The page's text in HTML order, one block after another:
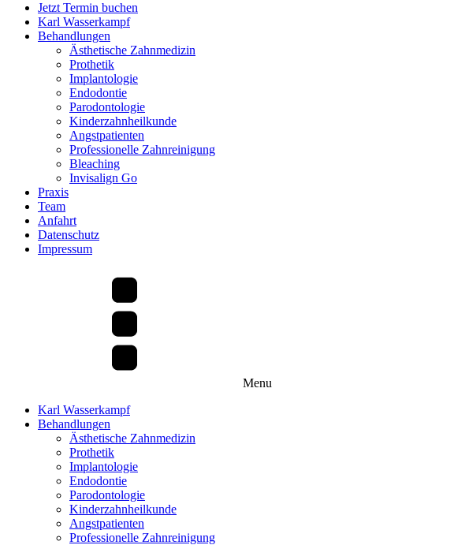
Jetzt Termin buchen
Karl Wasserkampf
Behandlungen
Ästhetische Zahnmedizin
Prothetik
Implantologie
Endodontie
Parodontologie
Kinderzahnheilkunde
Angstpatienten
Professionelle Zahnreinigung
Bleaching
Invisalign Go
Praxis
Team
Anfahrt
Datenschutz
Impressum
Menu
Karl Wasserkampf
Behandlungen
Ästhetische Zahnmedizin
Prothetik
Implantologie
Endodontie
Parodontologie
Kinderzahnheilkunde
Angstpatienten
Professionelle Zahnreinigung